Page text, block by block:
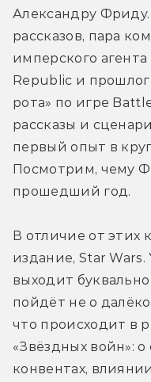
Александру Фриду.
рассказов, пара
имперского агента
Republic и
рота» по игре
рассказы и
первый опыт в
Посмотрим, чему
прошедший год.
В отличие от этих
издание, Star Wars.
выходит
пойдёт не о
что происходит в
«Звёздных войн»:
конвентах,